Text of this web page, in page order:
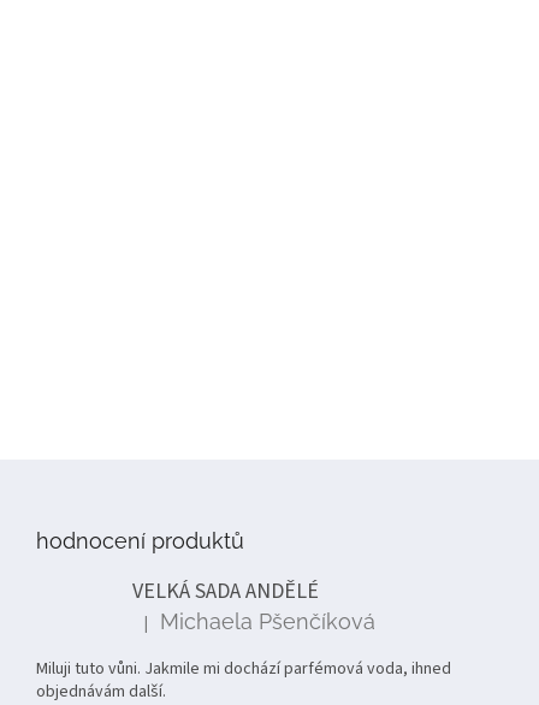
hodnocení produktů
VELKÁ SADA ANDĚLÉ
Hodnocení produktu je 5 z 5 hvězdiček.
| Michaela Pšenčíková
Miluji tuto vůni. Jakmile mi dochází parfémová voda, ihned
objednávám další.